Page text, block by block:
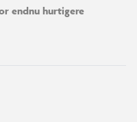
endnu hurtigere